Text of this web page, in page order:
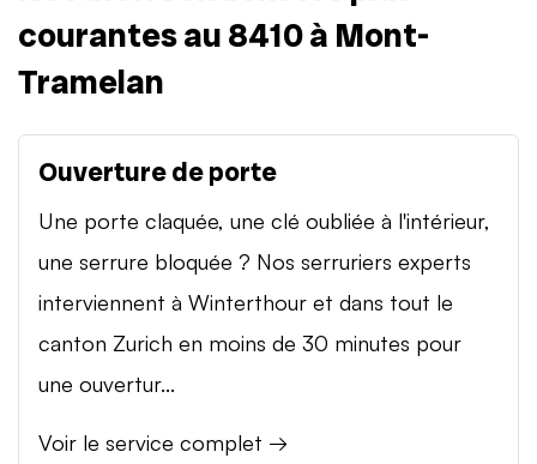
courantes au 8410 à Mont-
Tramelan
Ouverture de porte
Une porte claquée, une clé oubliée à l'intérieur,
une serrure bloquée ? Nos serruriers experts
interviennent à Winterthour et dans tout le
canton Zurich en moins de 30 minutes pour
une ouvertur...
Voir le service complet →